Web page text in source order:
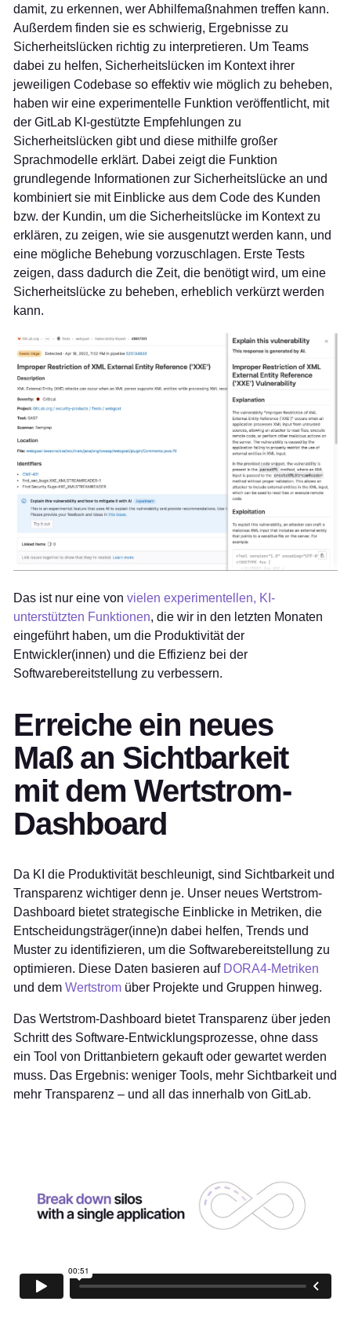
damit, zu erkennen, wer Abhilfemaßnahmen treffen kann.
Außerdem finden sie es schwierig, Ergebnisse zu
Sicherheitslücken richtig zu interpretieren. Um Teams
dabei zu helfen, Sicherheitslücken im Kontext ihrer
jeweiligen Codebase so effektiv wie möglich zu beheben,
haben wir eine experimentelle Funktion veröffentlicht, mit
der GitLab KI-gestützte Empfehlungen zu
Sicherheitslücken gibt und diese mithilfe großer
Sprachmodelle erklärt. Dabei zeigt die Funktion
grundlegende Informationen zur Sicherheitslücke an und
kombiniert sie mit Einblicke aus dem Code des Kunden
bzw. der Kundin, um die Sicherheitslücke im Kontext zu
erklären, zu zeigen, wie sie ausgenutzt werden kann, und
eine mögliche Behebung vorzuschlagen. Erste Tests
zeigen, dass dadurch die Zeit, die benötigt wird, um eine
Sicherheitslücke zu beheben, erheblich verkürzt werden
kann.
Das ist nur eine von vielen experimentellen, KI-
unterstützten Funktionen, die wir in den letzten Monaten
eingeführt haben, um die Produktivität der
Entwickler(innen) und die Effizienz bei der
Softwarebereitstellung zu verbessern.
Erreiche ein neues
Maß an Sichtbarkeit
mit dem Wertstrom-
Dashboard
Da KI die Produktivität beschleunigt, sind Sichtbarkeit und
Transparenz wichtiger denn je. Unser neues Wertstrom-
Dashboard bietet strategische Einblicke in Metriken, die
Entscheidungsträger(inne)n dabei helfen, Trends und
Muster zu identifizieren, um die Softwarebereitstellung zu
optimieren. Diese Daten basieren auf DORA4-Metriken
und dem Wertstrom über Projekte und Gruppen hinweg.
Das Wertstrom-Dashboard bietet Transparenz über jeden
Schritt des Software-Entwicklungsprozesse, ohne dass
ein Tool von Drittanbietern gekauft oder gewartet werden
muss. Das Ergebnis: weniger Tools, mehr Sichtbarkeit und
mehr Transparenz – und all das innerhalb von GitLab.